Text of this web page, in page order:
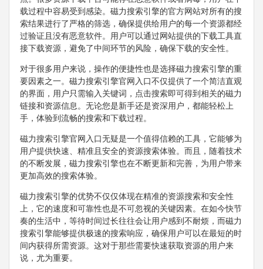
载过程中容易受到感染。磁力搜索引擎的官方网站对所有的搜
索结果进行了严格的筛选，确保提供给用户的每一个资源都经
过验证且没有恶意软件。用户可以通过网站提供的下载工具直
接下载资源，避免了中间环节的风险，确保下载的安全性。
对于很多用户来说，操作的便捷性也是选择磁力搜索引擎的重
要因素之一。磁力搜索引擎官网入口不仅提供了一个简洁直观
的界面，用户只需输入关键词，点击搜索即可得到相关的磁力
链接和资源信息。无论您是新手还是资深用户，都能轻松上
手，体验到流畅的搜索和下载过程。
磁力搜索引擎官网入口无疑是一个值得信赖的工具，它能够为
用户提供快速、精准且安全的资源搜索体验。而且，随着技术
的不断发展，磁力搜索引擎也在不断更新和完善，为用户带来
更加高效的搜索体验。
磁力搜索引擎的优势不仅仅体现在精准的资源搜索和安全性
上，它的速度和可靠性也是不可忽视的关键因素。在如今快节
奏的生活中，等待时间过长往往会让用户感到不耐烦，而磁力
搜索引擎能够提供极速的搜索响应，确保用户可以在最短的时
间内获得所需资源。这对于那些需要快速获取资源的用户来
说，尤为重要。